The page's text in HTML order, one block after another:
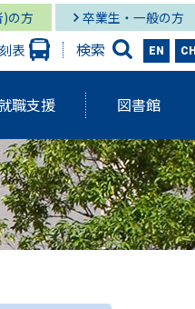
の方 卒業生・一般の方
表 検索 EN CH
ローバル
ィーズ学部
する報告書
ディーズ学部
職支援
就職状況
ィーズ学部 就職状況
図書館
図書館
メディア・サービス